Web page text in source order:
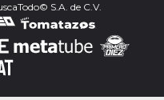
S.A. de C.V.